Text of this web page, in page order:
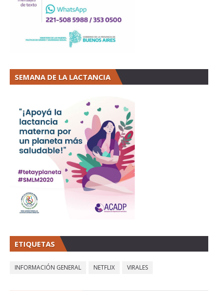
SEMANA DE LA LACTANCIA
ETIQUETAS
INFORMACIÓN GENERAL NETFLIX VIRALES